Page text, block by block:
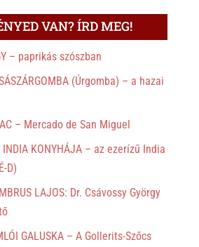
VAN? ÍRD MEG!
– paprikás szószban
(Úrgomba) – a hazai
– Mercado de San Miguel
INDIA KONYHÁJA – az ezerízű India
D)
LAJOS: Dr. Csávossy György
GALUSKA – A Gollerits-Szőcs